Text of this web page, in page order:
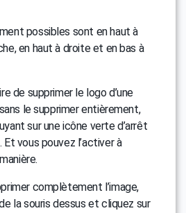
possibles sont en haut à
en haut à droite et en bas à
de supprimer le logo d’une
le supprimer entièrement,
sur une icône verte d’arrêt
vous pouvez l’activer à
complètement l’image,
la souris dessus et cliquez sur